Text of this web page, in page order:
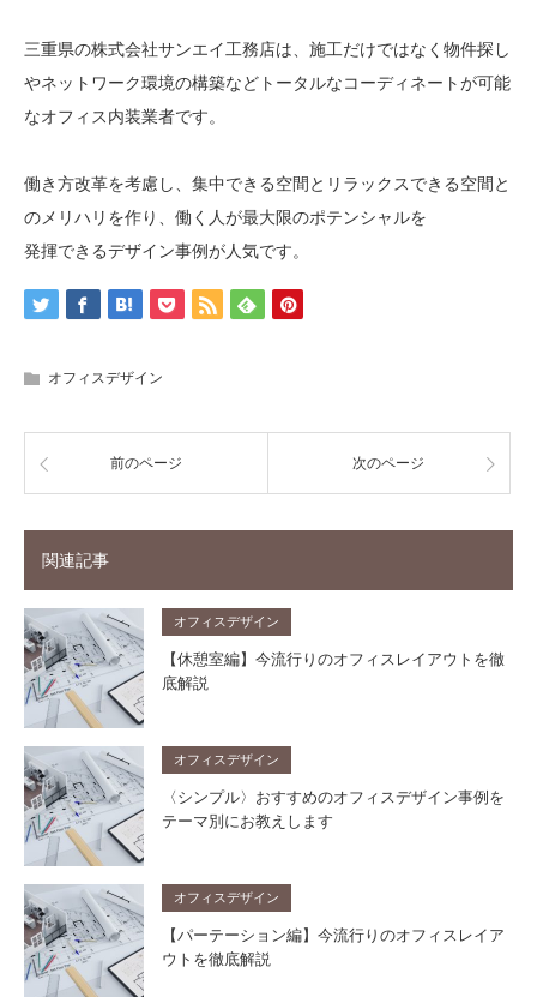
三重県の株式会社サンエイ工務店は、施工だけではなく物件探し
やネットワーク環境の構築などトータルなコーディネートが可能
なオフィス内装業者です。
働き方改革を考慮し、集中できる空間とリラックスできる空間と
のメリハリを作り、働く人が最大限のポテンシャルを
発揮できるデザイン事例が人気です。
オフィスデザイン
前のページ 次のページ
関連記事
オフィスデザイン
【休憩室編】今流行りのオフィスレイアウトを徹
底解説
オフィスデザイン
〈シンプル〉おすすめのオフィスデザイン事例を
テーマ別にお教えします
オフィスデザイン
【パーテーション編】今流行りのオフィスレイア
ウトを徹底解説